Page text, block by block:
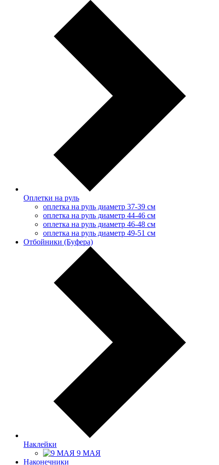
Оплетки на руль
оплетка на руль диаметр 37-39 см
оплетка на руль диаметр 44-46 см
оплетка на руль диаметр 46-48 см
оплетка на руль диаметр 49-51 см
Отбойники (Буфера)
Наклейки
9 МАЯ
Наконечники